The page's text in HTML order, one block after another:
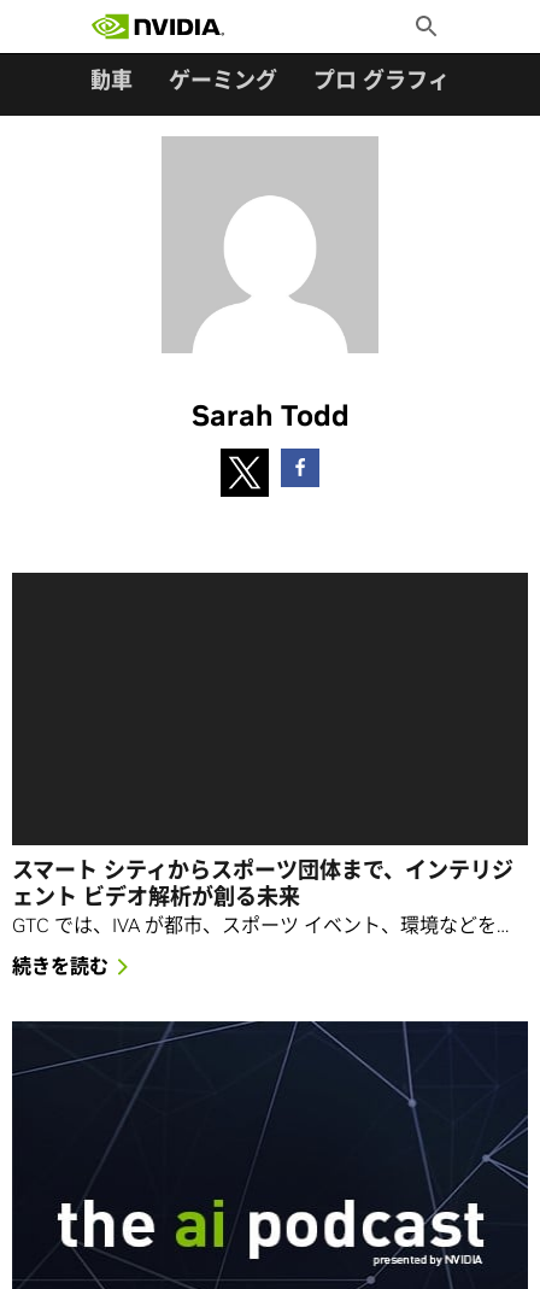
Toggle
Search
自動車 ゲーミング プロ グラフィックス
Sarah Todd
スマート シティからスポーツ団体まで、インテリジ
ェント ビデオ解析が創る未来
GTC では、IVA が都市、スポーツ イベント、環境などを…
続きを読む